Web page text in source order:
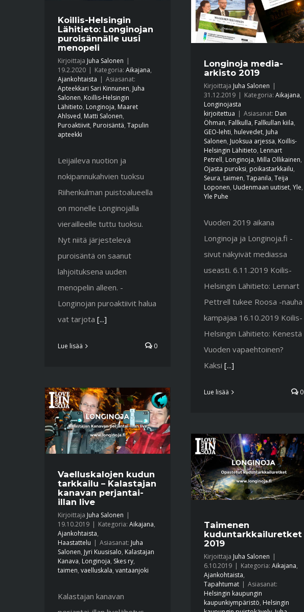
Koillis-Helsingin
Lähitieto: Longinojan
puroisännälle uusi
menopeli
Kirjoittaja Juha Salonen |
19.2.2020 | Kategoria: Aikajana,
Ajankohtaista | Asiasanat:
Apteekkari Sari Kinnunen, Juha
Salonen, Koillis-Helsingin
Lähitieto, Longinoja, Maaret
Ahlsved, Matti Salonen,
Puroaktiivit, Puroisäntä, Tapulin
apteekki
Leijaileva nuotion ja
nokipannukahvien tuoksu
Riihenkulman puistoalueella
on monelle Longinojalla
vierailleelle tuttu tuoksu.
Nyt niitä järjestelevä
puroisäntä on saanut
lahjoituksena uuden
menopelin alleen. -
Longinojan puroaktiivit halua
vat tarjota [...]
Lue lisää 0
Longinoja media-
arkisto 2019
Kirjoittaja Juha Salonen |
31.12.2019 | Kategoria: Aikajana,
Longinojasta
kirjoitettua | Asiasanat: Dan
Öhman, Fallkulla, Fallkullan kiila,
GEO-lehti, hulevedet, Juha
Salonen, Juoksua arjessa, Koillis-
Helsingin Lähitieto, Lennart
Petrell, Longinoja, Milla Ollikainen,
Ojasta puroksi, poikastarkkailu,
Seura, taimen, Tapanila, Teija
Loponen, Uudenmaan uutiset, Yle,
Yle Puhe
Vuoden 2019 aikana
Longinoja ja Longinoja.fi -
sivut näkyivät mediassa
useasti. 6.11.2019 Koilis-
Helsingin Lähitieto: Lennart
Pettrell tukee Roosa -nauha
kampajaa 16.10.2019 Koilis-
Helsingin Lähitieto: Kenestä
Vuoden vapaehtoinen?
Kaksi [...]
Lue lisää 0
Vaelluskalojen kudun
tarkkailu – Kalastajan
kanavan perjantai-
illan live
Kirjoittaja Juha Salonen |
19.10.2019 | Kategoria: Aikajana,
Ajankohtaista,
Haastattelu | Asiasanat: Juha
Salonen, Jyri Kuusisalo, Kalastajan
Kanava, Longinoja, Skes ry,
taimen, vaelluskala, vantaanjoki
Kalastajan kanavan
Taimenen
kuduntarkkailuretket
2019
Kirjoittaja Juha Salonen |
6.10.2019 | Kategoria: Aikajana,
Ajankohtaista,
Tapahtumat | Asiasanat:
Helsingin kaupungin
kaupunkiympäristö, Helsingin